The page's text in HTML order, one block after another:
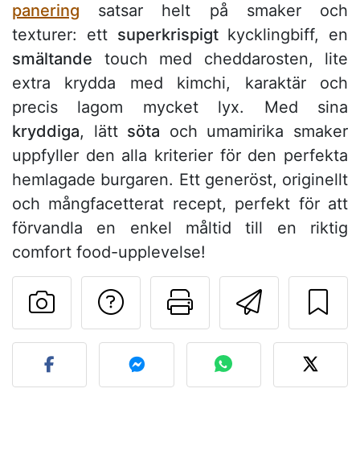
panering satsar helt på smaker och
texturer: ett superkrispigtkycklingbiff, en
smältande touch med cheddarosten, lite
extra krydda med kimchi, karaktär och
precis lagom mycket lyx. Med sina
kryddiga, lätt söta och umamirika smaker
uppfyller den alla kriterier för den perfekta
hemlagade burgaren. Ett generöst, originellt
och mångfacetterat recept, perfekt för att
förvandla en enkel måltid till en riktig
comfort food-upplevelse!
Skriv ut
Ställa en fråga till
Lägg upp ditt foto av